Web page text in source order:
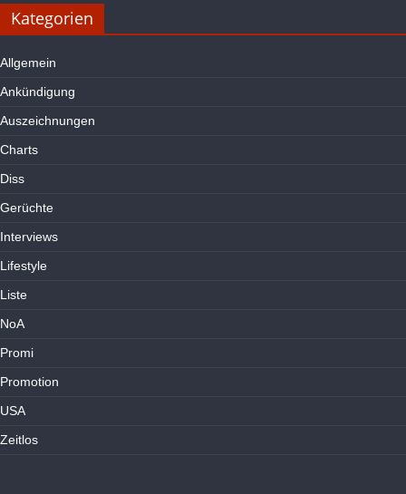
Kategorien
Allgemein
Ankündigung
Auszeichnungen
Charts
Diss
Gerüchte
Interviews
Lifestyle
Liste
NoA
Promi
Promotion
USA
Zeitlos